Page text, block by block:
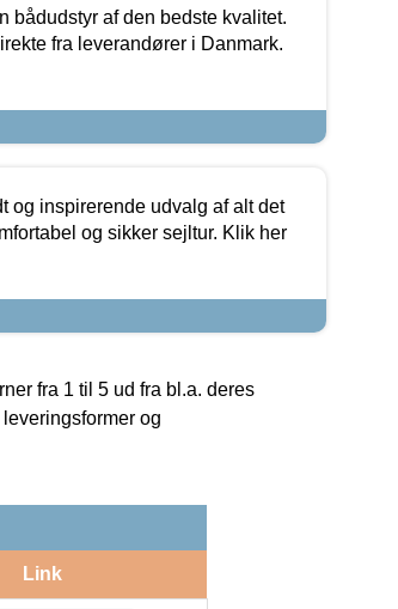
bådudstyr af den bedste kvalitet.
fra leverandører i Danmark.
og inspirerende udvalg af alt det
og sikker sejltur. Klik her
fra 1 til 5 ud fra bl.a. deres
og
Link